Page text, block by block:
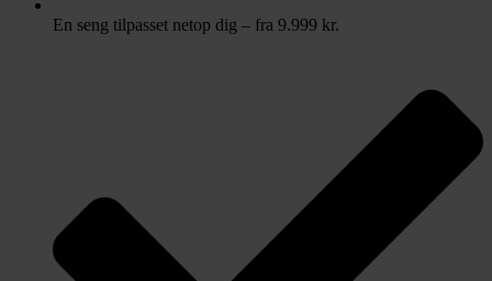
En seng tilpasset netop dig – fra 9.999 kr.